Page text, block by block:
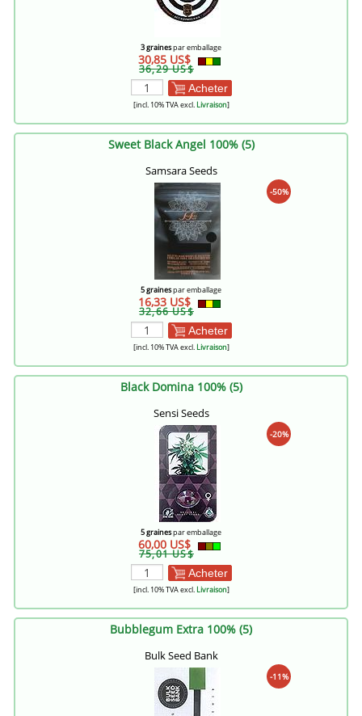
3 grainespar emballage
30,85 US$
36,29 US$
Acheter
[incl. 10% TVA excl.Livraison]
Sweet Black Angel 100% (5)
Samsara Seeds
-50%
5 grainespar emballage
16,33 US$
32,66 US$
Acheter
[incl. 10% TVA excl.Livraison]
Black Domina 100% (5)
Sensi Seeds
-20%
5 grainespar emballage
60,00 US$
75,01 US$
Acheter
[incl. 10% TVA excl.Livraison]
Bubblegum Extra 100% (5)
Bulk Seed Bank
-11%